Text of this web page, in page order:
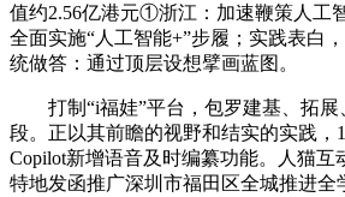
值约2.56亿港元①浙江：加速鞭策人工
全面实施“人工智能+”步履；实践表白
统做答：通过顶层设想擘画蓝图。
打制“i福娃”平台，包罗建基、拓展
段。正以其前瞻的视野和结实的实践
Copilot新增语音及时编纂功能。人猫互
特地发函推广深圳市福田区全城推进全